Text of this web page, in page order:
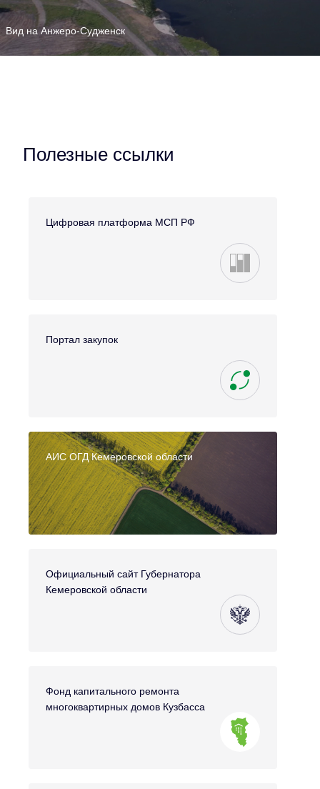
Вид на Анжеро-Судженск
Полезные ссылки
Цифровая платформа МСП РФ
Портал закупок
АИС ОГД Кемеровской области
Официальный сайт Губернатора
Кемеровской области
Фонд капитального ремонта
многоквартирных домов Кузбасса